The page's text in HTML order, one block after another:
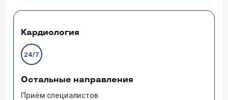
Кардиология
24/7
Остальные направления
Приём специалистов